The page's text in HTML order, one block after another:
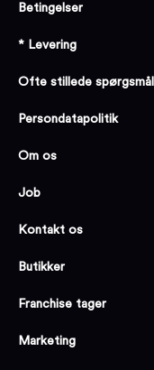
Betingelser
* Levering
Ofte stillede spørgsmål
Persondatapolitik
Om os
Job
Kontakt os
Butikker
Franchise tager
Marketing